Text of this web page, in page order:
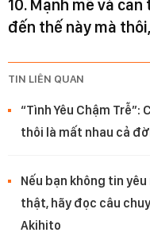
10. Mạnh mẽ và
đến thế này mà
TIN LIÊN QUAN
“Tình Yêu Chậm
thôi là mất nhau cả
Nếu bạn không tin
thật, hãy đọc câu
Akihito